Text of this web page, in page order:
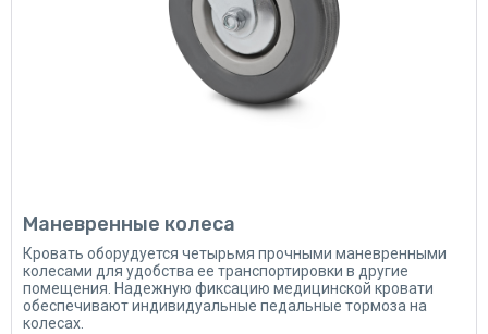
Маневренные колеса
Кровать оборудуется четырьмя прочными маневренными
колесами для удобства ее транспортировки в другие
помещения. Надежную фиксацию медицинской кровати
обеспечивают индивидуальные педальные тормоза на
колесах.